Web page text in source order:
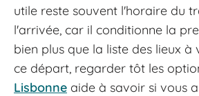
utile reste souvent l'horaire du
l'arrivée, car il conditionne la
bien plus que la liste des lieux à
ce départ, regarder tôt les
Lisbonne aide à savoir si vous